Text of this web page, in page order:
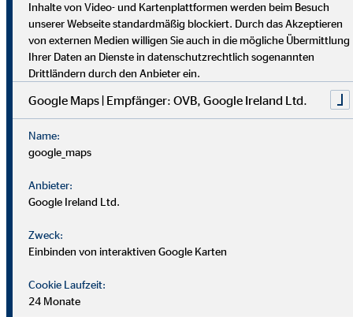
dich umfassend vor. Uniabsolvent*innen wenden bei uns ihr
Wissen praktisch an. Nach einer Job-Pause kannst du flexibel
einsteigen, und Finanzprofis finden bei uns neue Chancen.
Inhalte von Video- und Kartenplattformen werden beim Besuch
unserer Webseite standardmäßig blockiert. Durch das Akzeptieren
von externen Medien willigen Sie auch in die mögliche Übermittlung
Ihrer Daten an Dienste in datenschutzrechtlich sogenannten
Drittländern durch den Anbieter ein.
Google Maps | Empfänger: OVB, Google Ireland Ltd.
Name:
google_maps
Anbieter:
Google Ireland Ltd.
Zweck:
Einbinden von interaktiven Google Karten
Cookie Laufzeit:
24 Monate